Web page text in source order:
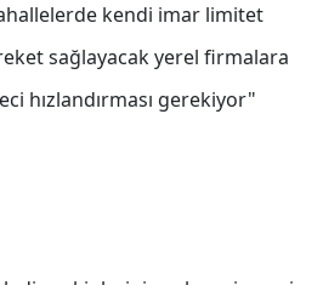
kendi imar limitet
sağlayacak yerel firmalara
hızlandırması gerekiyor"